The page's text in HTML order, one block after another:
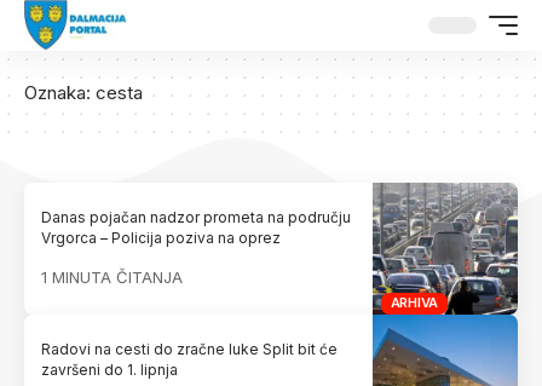
Oznaka: cesta
ARHIVA
Danas pojačan nadzor prometa na području
Vrgorca – Policija poziva na oprez
1 MINUTA ČITANJA
Radovi na cesti do zračne luke Split bit će
završeni do 1. lipnja